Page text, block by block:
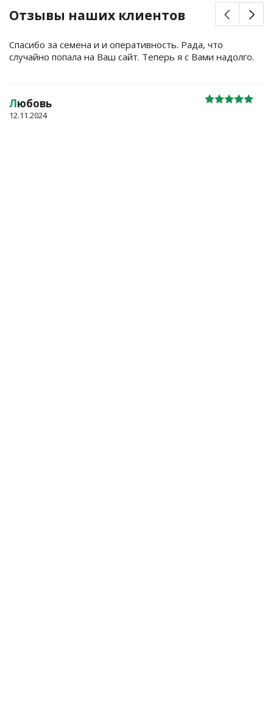
Отзывы наших клиентов
Спасибо за семена и и оперативность. Рада, что
случайно попала на Ваш сайт. Теперь я с Вами надолго.
Любовь
12.11.2024